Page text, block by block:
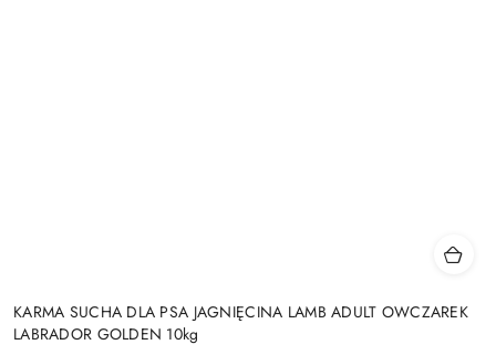
KARMA SUCHA DLA PSA JAGNIĘCINA LAMB ADULT OWCZAREK
LABRADOR GOLDEN 10kg